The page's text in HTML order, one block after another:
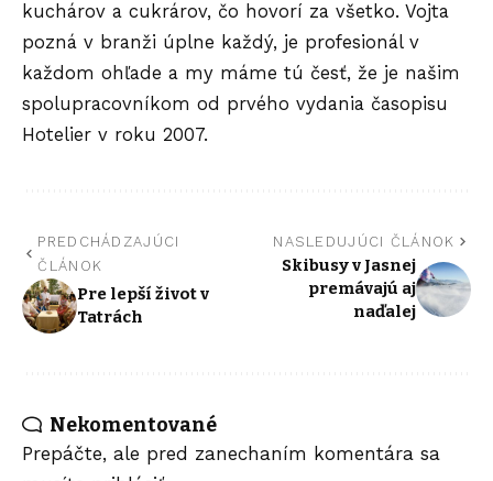
kuchárov a cukrárov, čo hovorí za všetko. Vojta
pozná v branži úplne každý, je profesionál v
každom ohľade a my máme tú česť, že je našim
spolupracovníkom od prvého vydania časopisu
Hotelier v roku 2007.
PREDCHÁDZAJÚCI
ČLÁNOK
Pre lepší život v
Tatrách
NASLEDUJÚCI ČLÁNOK
Skibusy v Jasnej
premávajú aj
naďalej
Nekomentované
Prepáčte, ale pred zanechaním komentára sa